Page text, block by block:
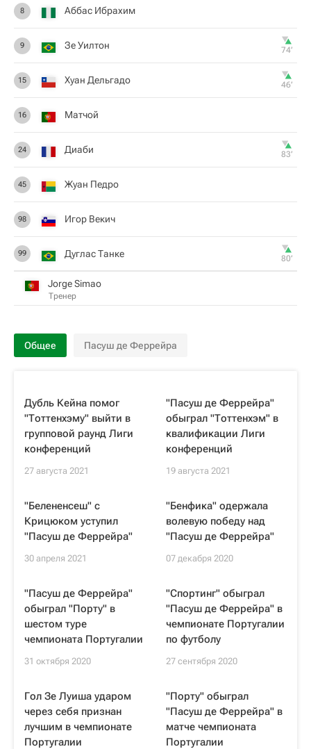
8 Аббас Ибрахим
9 Зе Уилтон 74‎’‎
15 Хуан Дельгадо 46‎’‎
16 Матчой
24 Диаби 83‎’‎
45 Жуан Педро
98 Игор Векич
99 Дуглас Танке 80‎’‎
Jorge Simao
Тренер
Общее Пасуш де Феррейра
Дубль Кейна помог
"Тоттенхэму" выйти в
групповой раунд Лиги
конференций
27 августа 2021
"Пасуш де Феррейра"
обыграл "Тоттенхэм" в
квалификации Лиги
конференций
19 августа 2021
"Белененсеш" с
Крицюком уступил
"Пасуш де Феррейра"
30 апреля 2021
"Бенфика" одержала
волевую победу над
"Пасуш де Феррейра"
07 декабря 2020
"Пасуш де Феррейра"
обыграл "Порту" в
шестом туре
чемпионата Португалии
31 октября 2020
"Спортинг" обыграл
"Пасуш де Феррейра" в
чемпионате Португалии
по футболу
27 сентября 2020
Гол Зе Луиша ударом
через себя признан
лучшим в чемпионате
Португалии
"Порту" обыграл
"Пасуш де Феррейра" в
матче чемпионата
Португалии